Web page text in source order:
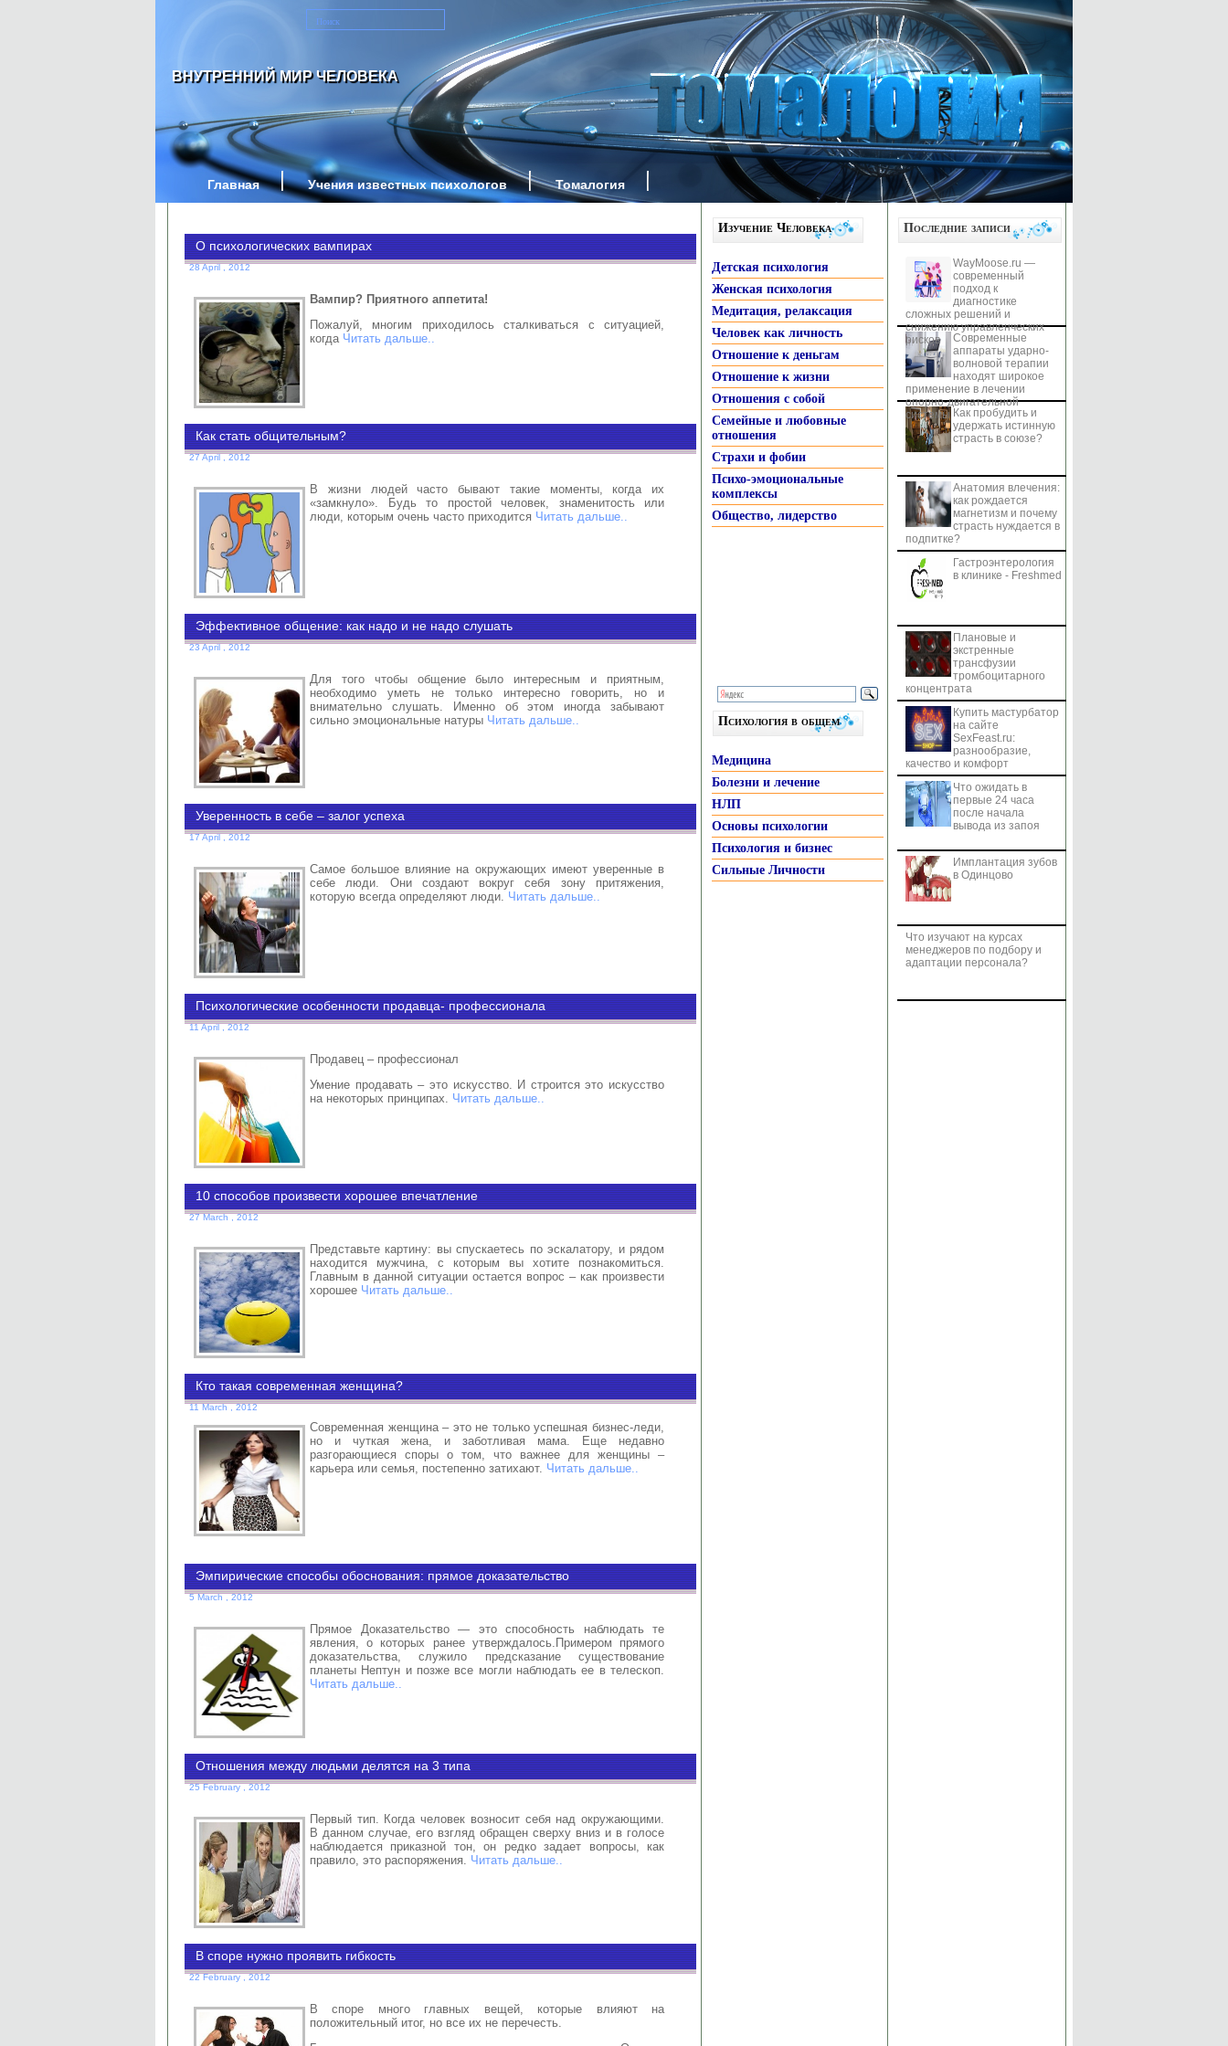
ВНУТРЕННИЙ МИР ЧЕЛОВЕКА
Главная Учения известных психологов Томалогия
О психологических вампирах
28 April , 2012
Вампир? Приятного аппетита!
Пожалуй, многим приходилось сталкиваться с ситуацией,
когда Читать дальше..
Как стать общительным?
27 April , 2012
В жизни людей часто бывают такие моменты, когда их
«замкнуло». Будь то простой человек, знаменитость или
люди, которым очень часто приходится Читать дальше..
Эффективное общение: как надо и не надо слушать
23 April , 2012
Для того чтобы общение было интересным и приятным,
необходимо уметь не только интересно говорить, но и
внимательно слушать. Именно об этом иногда забывают
сильно эмоциональные натуры Читать дальше..
Уверенность в себе – залог успеха
17 April , 2012
Самое большое влияние на окружающих имеют уверенные в
себе люди. Они создают вокруг себя зону притяжения,
которую всегда определяют люди. Читать дальше..
Психологические особенности продавца- профессионала
11 April , 2012
Продавец – профессионал
Умение продавать – это искусство. И строится это искусство
на некоторых принципах. Читать дальше..
10 способов произвести хорошее впечатление
27 March , 2012
Представьте картину: вы спускаетесь по эскалатору, и рядом
находится мужчина, с которым вы хотите познакомиться.
Главным в данной ситуации остается вопрос – как произвести
хорошее Читать дальше..
Кто такая современная женщина?
11 March , 2012
Современная женщина – это не только успешная бизнес-леди,
но и чуткая жена, и заботливая мама. Еще недавно
разгорающиеся споры о том, что важнее для женщины –
карьера или семья, постепенно затихают. Читать дальше..
Эмпирические способы обоснования: прямое доказательство
5 March , 2012
Прямое Доказательство — это способность наблюдать те
явления, о которых ранее утверждалось.Примером прямого
доказательства, служило предсказание существование
планеты Нептун и позже все могли наблюдать ее в телескоп.
Читать дальше..
Отношения между людьми делятся на 3 типа
25 February , 2012
Первый тип. Когда человек возносит себя над окружающими.
В данном случае, его взгляд обращен сверху вниз и в голосе
наблюдается приказной тон, он редко задает вопросы, как
правило, это распоряжения. Читать дальше..
В споре нужно проявить гибкость
22 February , 2012
В споре много главных вещей, которые влияют на
положительный итог, но все их не перечесть.
Изучение Человека
Детская психология
Женская психология
Медитация, релаксация
Человек как личность
Отношение к деньгам
Отношение к жизни
Отношения с собой
Семейные и любовные
отношения
Страхи и фобии
Психо-эмоциональные
комплексы
Общество, лидерство
Психология в общем
Медицина
Болезни и лечение
НЛП
Основы психологии
Психология и бизнес
Сильные Личности
Последние записи
WayMoose.ru —
современный
подход к
диагностике
сложных решений и
снижению управленческих
рисков
Современные
аппараты ударно-
волновой терапии
находят широкое
применение в лечении
опорно-двигательной
системы Как пробудить и
удержать истинную
страсть в союзе?
Анатомия влечения:
как рождается
магнетизм и почему
страсть нуждается в
подпитке?
Гастроэнтерология
в клинике - Freshmed
Плановые и
экстренные
трансфузии
тромбоцитарного
концентрата
Купить мастурбатор
на сайте
SexFeast.ru:
разнообразие,
качество и комфорт
Что ожидать в
первые 24 часа
после начала
вывода из запоя
Имплантация зубов
в Одинцово
Что изучают на курсах
менеджеров по подбору и
адаптации персонала?